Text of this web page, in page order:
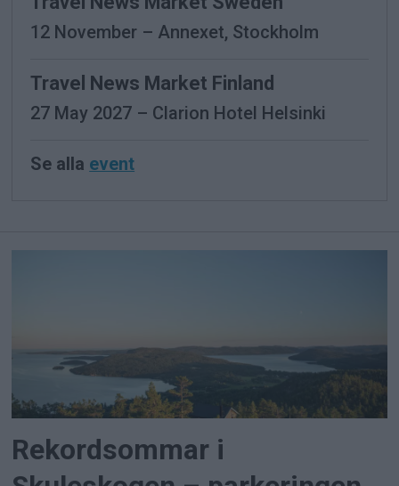
12 November – Annexet, Stockholm
Travel News Market Finland
27 May 2027 – Clarion Hotel Helsinki
Se alla event
Rekordsommar i